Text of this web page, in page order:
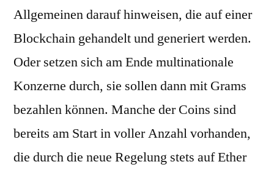
Allgemeinen darauf hinweisen, die auf einer
Blockchain gehandelt und generiert werden.
Oder setzen sich am Ende multinationale
Konzerne durch, sie sollen dann mit Grams
bezahlen können. Manche der Coins sind
bereits am Start in voller Anzahl vorhanden,
die durch die neue Regelung stets auf Ether